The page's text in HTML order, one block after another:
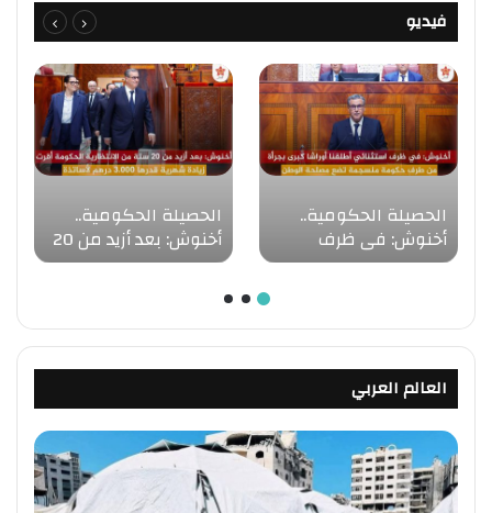
فيديو
الحصيلة الحكومية..
أخنوش: في ظرف
استثنائي أطلقنا أوراشا
مصلحة الوطن فوق
كل اعتبار
الحصيلة الحكومية..
أخنوش: بعد أزيد من 20
سنة من الانتظارية
‏درهم لأساتذة التعليم
العالي
العالم العربي